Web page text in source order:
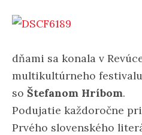
dňami sa konala v
multikultúrneho festivalu
so Štefanom Hríbom.
Podujatie každoročne
Prvého slovenského